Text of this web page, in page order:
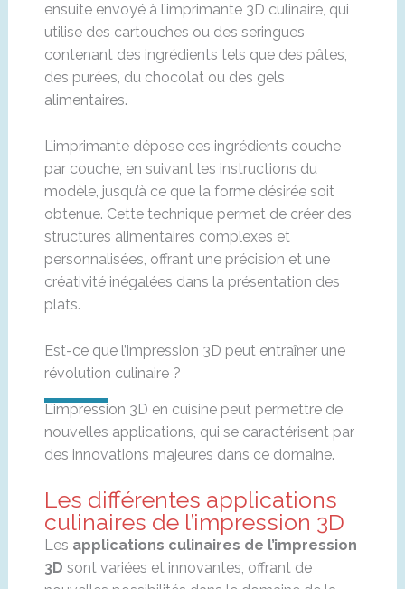
ensuite envoyé à l’imprimante 3D culinaire, qui
utilise des cartouches ou des seringues
contenant des ingrédients tels que des pâtes,
des purées, du chocolat ou des gels
alimentaires.
L’imprimante dépose ces ingrédients couche
par couche, en suivant les instructions du
modèle, jusqu’à ce que la forme désirée soit
obtenue. Cette technique permet de créer des
structures alimentaires complexes et
personnalisées, offrant une précision et une
créativité inégalées dans la présentation des
plats.
Est-ce que l’impression 3D peut entraîner une
révolution culinaire ?
L’impression 3D en cuisine peut permettre de
nouvelles applications, qui se caractérisent par
des innovations majeures dans ce domaine.
Les différentes applications
culinaires de l’impression 3D
Les applications culinaires de l’impression
3D sont variées et innovantes, offrant de